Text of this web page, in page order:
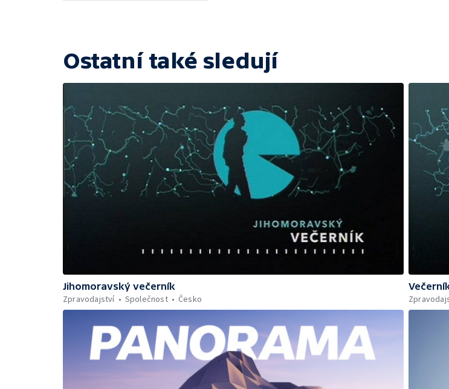
Ostatní také sledují
Jihomoravský večerník
Zpravodajství
Společnost Česko